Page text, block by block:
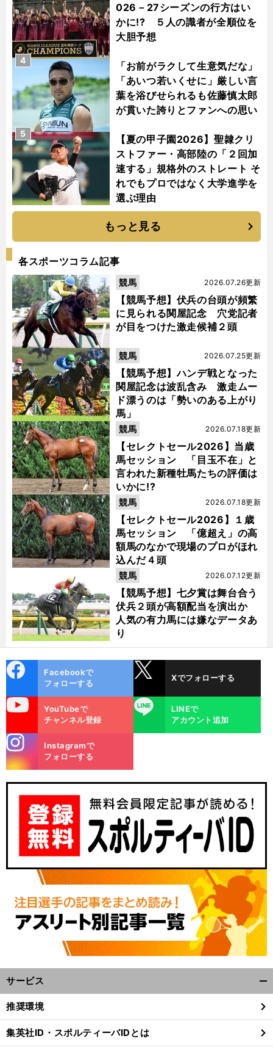
026－27シーズンの行方はい
かに!? ５人の識者が全順位を
大胆予想
「お前がラクして生意気だな」
「あいつ若いくせに」厳しい言
葉を浴びせられるも佐藤慎太郎
が貫いた誇りとファンへの思い
4
【夏の甲子園2026】聖隷クリ
ストファー・高部陸の「２回加
速する」規格外のストレート そ
れでもプロではなく大学進学を
選ぶ理由
5
もっと見る
各スポーツコラム記事
【競馬予想】伏兵の台頭が頻繁
に見られる関屋記念 穴党記者
が目をつけた激走候補２頭
2026.07.26更新
競馬
【競馬予想】ハンデ戦となった
関屋記念は波乱含み 激走ムー
ド漂うのは「勢いのある上がり
馬」
2026.07.25更新
競馬
【セレクトセール2026】当歳
馬セッション 「目玉不在」と
言われた新種牡馬たちの評価は
いかに!?
2026.07.18更新
競馬
【セレクトセール2026】１歳
馬セッション 「億超え」の高
額馬のなかで現場のプロがほれ
込んだ４頭
2026.07.18更新
競馬
【競馬予想】七夕賞は舞台合う
伏兵２頭が高額配当を演出か
人気の有力馬には嫌なデータあ
り
2026.07.12更新
競馬
ok
Facebookで
フォローする
Xでフォローする
YouTubeで
チャンネル登録
LINE
LINEで
アカウント追加
m
Instagramで
フォローする
サービス
閉
る
推奨環境
集英社ID・スポルティーバIDとは